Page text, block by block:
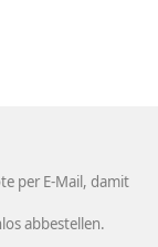
per E-Mail, damit
abbestellen.